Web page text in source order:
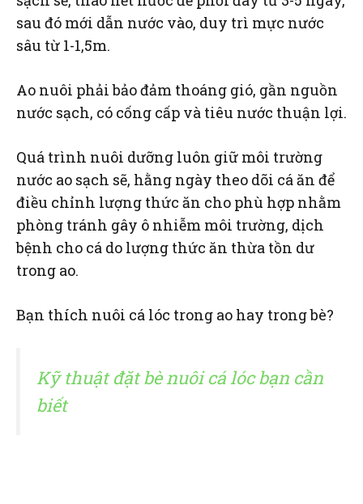
sau đó mới dẫn nước vào, duy trì mực nước
sâu từ 1-1,5m.
Ao nuôi phải bảo đảm thoáng gió, gần nguồn
nước sạch, có cống cấp và tiêu nước thuận lợi.
Quá trình nuôi dưỡng luôn giữ môi trường
nước ao sạch sẽ, hằng ngày theo dõi cá ăn để
điều chỉnh lượng thức ăn cho phù hợp nhằm
phòng tránh gây ô nhiễm môi trường, dịch
bệnh cho cá do lượng thức ăn thừa tồn dư
trong ao.
Bạn thích nuôi cá lóc trong ao hay trong bè?
Kỹ thuật đặt bè nuôi cá lóc bạn cần
biết